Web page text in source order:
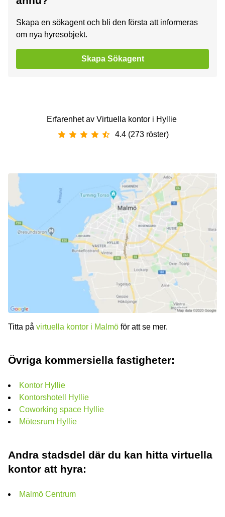
Skapa en sökagent och bli den första att informeras
om nya hyresobjekt.
Skapa Sökagent
Erfarenhet av ‪Virtuella kontor‬ i ‪Hyllie ‬
4.4 (273 röster)
Titta på virtuella kontor i Malmö för att se mer.
Övriga kommersiella fastigheter:
Kontor Hyllie
Kontorshotell Hyllie
Сoworking space Hyllie
Mötesrum Hyllie
Andra stadsdel där du kan hitta virtuella
kontor att hyra:
Malmö Centrum